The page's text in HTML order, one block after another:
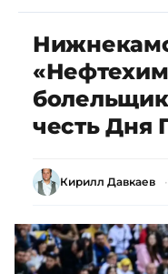
честь Дня
Кирилл Давкаев